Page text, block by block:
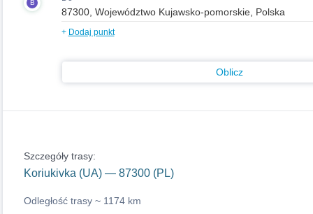
B
+ Dodaj punkt
Oblicz
Szczegóły trasy:
Koriukivka (UA) — 87300 (PL)
Odległość trasy ~ 1174 km